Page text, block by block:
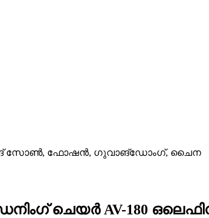
സോൺ, ഫോഷൻ, ഗുവാങ്‌ഡോംഗ്, ചൈന
ചെയർ AV-180